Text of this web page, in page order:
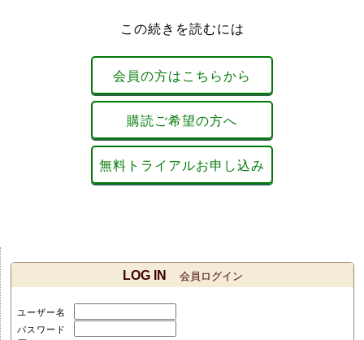
この続きを読むには
会員の方はこちらから
購読ご希望の方へ
無料トライアルお申し込み
LOG IN 会員ログイン
ユーザー名
パスワード